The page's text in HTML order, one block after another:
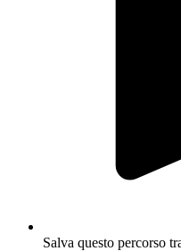
Salva questo percorso